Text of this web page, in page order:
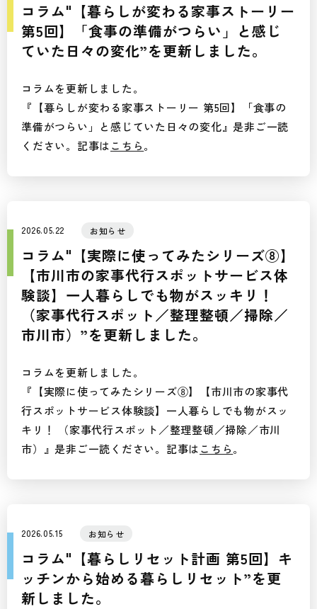
コラム"【暮らしが変わる家事ストーリー
第5回】「食事の準備がつらい」と感じ
ていた日々の変化”を更新しました。
コラムを更新しました。
『【暮らしが変わる家事ストーリー 第5回】「食事の
準備がつらい」と感じていた日々の変化』是非ご一読
ください。記事はこちら。
2026.05.22 お知らせ
コラム"【実際に使ってみたシリーズ⑧】
【市川市の家事代行スポットサービス体
験談】一人暮らしでも物がスッキリ！
（家事代行スポット／整理整頓／掃除／
市川市）”を更新しました。
コラムを更新しました。
『【実際に使ってみたシリーズ⑧】【市川市の家事代
行スポットサービス体験談】一人暮らしでも物がスッ
キリ！ （家事代行スポット／整理整頓／掃除／市川
市）』是非ご一読ください。記事はこちら。
2026.05.15 お知らせ
コラム"【暮らしリセット計画 第5回】キ
ッチンから始める暮らしリセット”を更
新しました。